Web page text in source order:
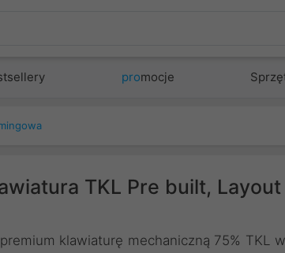
promocje
TKL Pre built, Layout
klawiaturę mechaniczną 75% TKL w